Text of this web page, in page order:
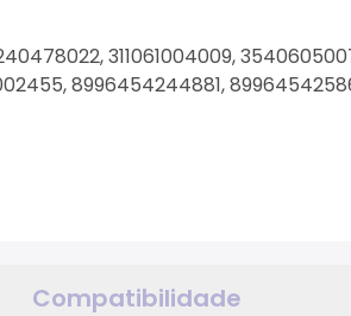
311061004009,
8996454244881,
Compatibilidade